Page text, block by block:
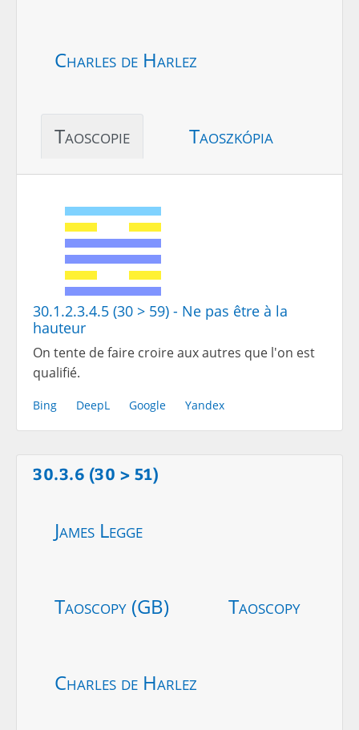
Charles de Harlez
Taoscopie Taoszkópia
30.1.2.3.4.5 (30 > 59) - Ne pas être à la
hauteur
On tente de faire croire aux autres que l'on est
qualifié.
Bing DeepL Google Yandex
30.3.6 (30 > 51)
James Legge
Taoscopy (GB) Taoscopy
Charles de Harlez